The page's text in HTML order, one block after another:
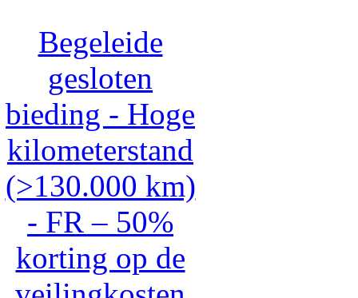
Begeleide
gesloten
bieding - Hoge
kilometerstand
(>130.000 km)
- FR – 50%
korting op de